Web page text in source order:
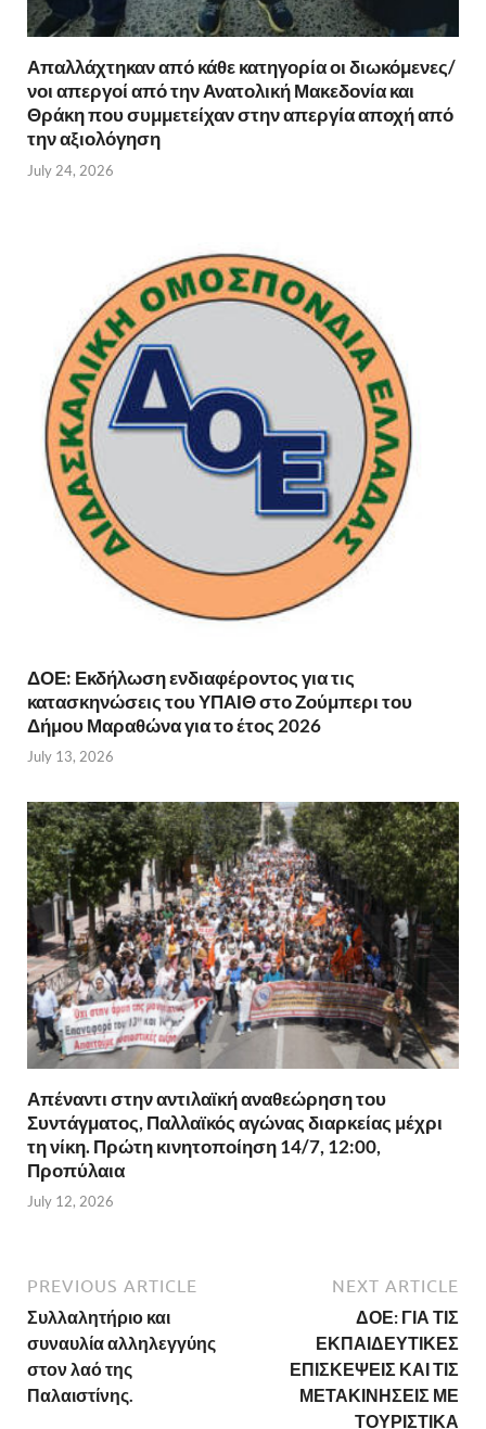
Απαλλάχτηκαν από κάθε κατηγορία οι διωκόμενες/
νοι απεργοί από την Ανατολική Μακεδονία και
Θράκη που συμμετείχαν στην απεργία αποχή από
την αξιολόγηση
July 24, 2026
ΔΟΕ: Εκδήλωση ενδιαφέροντος για τις
κατασκηνώσεις του ΥΠΑΙΘ στο Ζούμπερι του
Δήμου Μαραθώνα για το έτος 2026
July 13, 2026
Απέναντι στην αντιλαϊκή αναθεώρηση του
Συντάγματος, Παλλαϊκός αγώνας διαρκείας μέχρι
τη νίκη. Πρώτη κινητοποίηση 14/7, 12:00,
Προπύλαια
July 12, 2026
PREVIOUS ARTICLE
Συλλαλητήριο και
συναυλία αλληλεγγύης
στον λαό της
Παλαιστίνης.
NEXT ARTICLE
ΔΟΕ: ΓΙΑ ΤΙΣ
ΕΚΠΑΙΔΕΥΤΙΚΕΣ
ΕΠΙΣΚΕΨΕΙΣ ΚΑΙ ΤΙΣ
ΜΕΤΑΚΙΝΗΣΕΙΣ ΜΕ
ΤΟΥΡΙΣΤΙΚΑ